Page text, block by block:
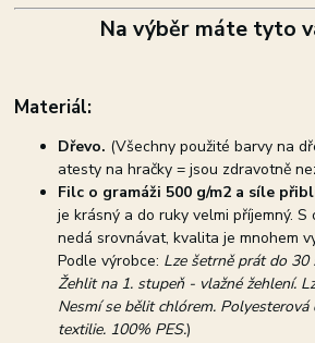
Na výběr máte tyto
Materiál:
Dřevo. (Všechny použité barvy na
atesty na hračky = jsou zdravotně
Filc o gramáži 500 g/m2 a síle
je krásný a do ruky velmi příjemný. S
nedá srovnávat, kvalita je mnohem
Podle výrobce: Lze šetrně prát do 30
Žehlit na 1. stupeň - vlažné žehlení.
Nesmí se bělit chlórem. Polyesterová
textilie. 100% PES.)